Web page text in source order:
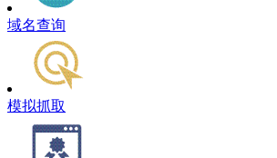
域名查询
模拟抓取